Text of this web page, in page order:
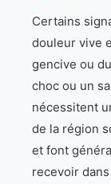
Certains
douleur vive
gencive ou
choc ou un
nécessitent
de la région
et font
recevoir